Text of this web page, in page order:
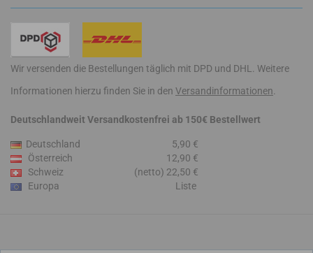
Wir versenden die Bestellungen täglich mit DPD und DHL. Weitere
Informationen hierzu finden Sie in den Versandinformationen.
Deutschlandweit Versandkostenfrei ab 150€ Bestellwert
Deutschland
5,90 €
Österreich
12,90 €
Schweiz
(netto) 22,50 €
Europa
Liste